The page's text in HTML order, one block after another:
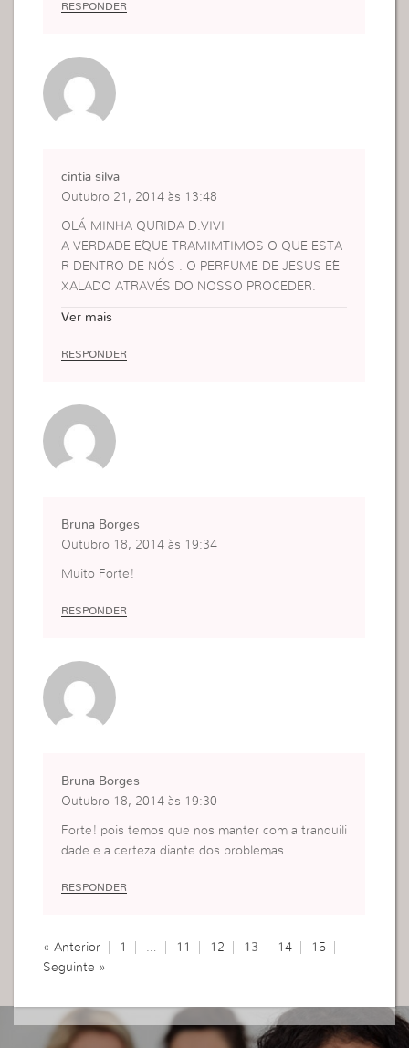
RESPONDER
cintia silva
Outubro 21, 2014 às 13:48
OLÁ MINHA QURIDA D.VIVI
A VERDADE E´QUE TRAMIMTIMOS O QUE ESTA
R DENTRO DE NÓS . O PERFUME DE JESUS E´E
XALADO ATRAVÉS DO NOSSO PROCEDER.
Ver mais
RESPONDER
Bruna Borges
Outubro 18, 2014 às 19:34
Muito Forte!
RESPONDER
Bruna Borges
Outubro 18, 2014 às 19:30
Forte! pois temos que nos manter com a tranquili
dade e a certeza diante dos problemas .
RESPONDER
« Anterior 1 … 11 12 13 14
15
Seguinte »